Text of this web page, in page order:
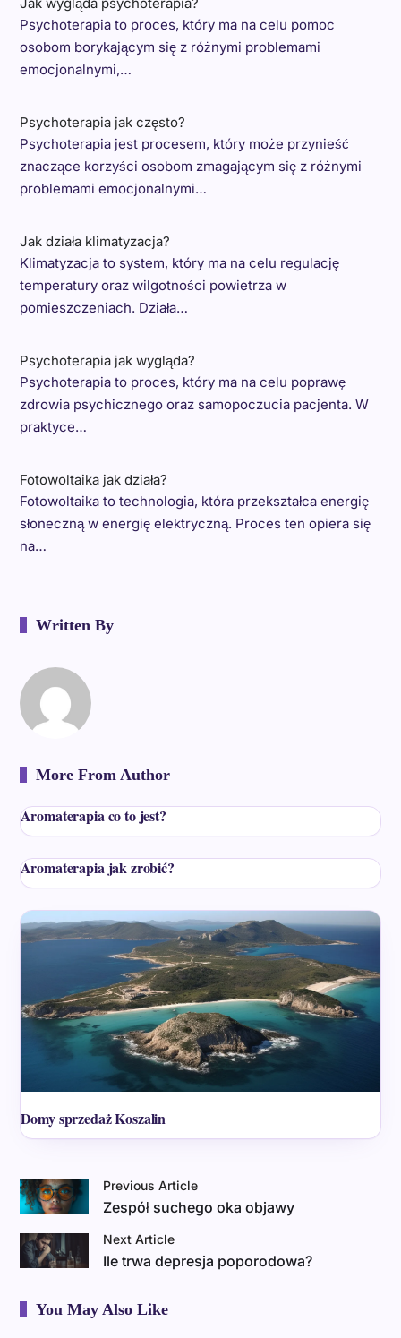
Psychoterapia to proces, który ma na celu pomoc
osobom borykającym się z różnymi problemami
emocjonalnymi,…
Psychoterapia jak często?
Psychoterapia jest procesem, który może przynieść
znaczące korzyści osobom zmagającym się z różnymi
problemami emocjonalnymi…
Jak działa klimatyzacja?
Klimatyzacja to system, który ma na celu regulację
temperatury oraz wilgotności powietrza w
pomieszczeniach. Działa…
Psychoterapia jak wygląda?
Psychoterapia to proces, który ma na celu poprawę
zdrowia psychicznego oraz samopoczucia pacjenta. W
praktyce…
Fotowoltaika jak działa?
Fotowoltaika to technologia, która przekształca energię
słoneczną w energię elektryczną. Proces ten opiera się
na…
Written By
More From Author
Aromaterapia co to jest?
Aromaterapia jak zrobić?
Domy sprzedaż Koszalin
Previous Article
Zespół suchego oka objawy
Next Article
Ile trwa depresja poporodowa?
You May Also Like